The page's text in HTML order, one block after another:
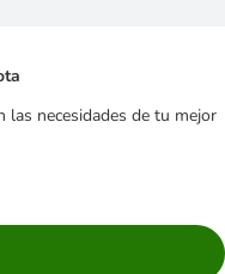
las necesidades de tu mejor